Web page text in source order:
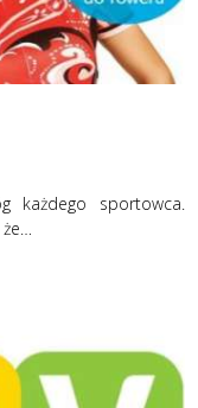
każdego sportowca.